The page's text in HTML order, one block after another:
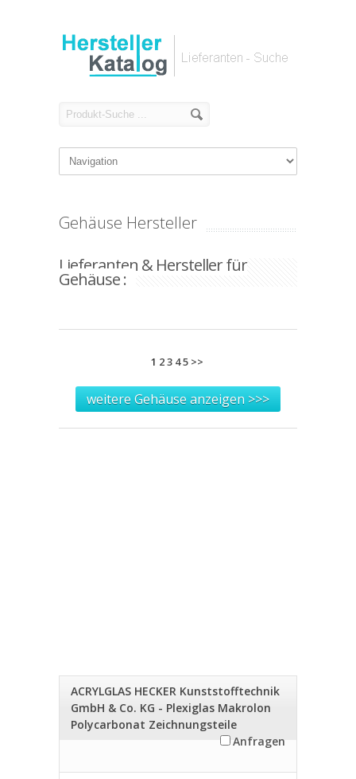
Gehäuse Hersteller
Lieferanten & Hersteller für
Gehäuse :
1 23 45 >>
weitere Gehäuse anzeigen >>>
ACRYLGLAS HECKER Kunststofftechnik
GmbH & Co. KG - Plexiglas Makrolon
Polycarbonat Zeichnungsteile
Anfragen